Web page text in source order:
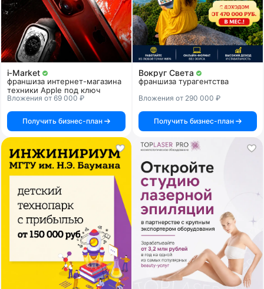
i‑Market
франшиза интернет-магазина
техники Apple под ключ
Вложения от 69 000 ₽
Получить бизнес-план
Вокруг Света
франшиза турагентства
Вложения от 290 000 ₽
Получить бизнес-план